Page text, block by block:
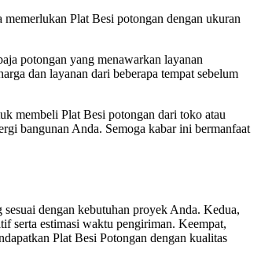
Plat Besi potongan dengan ukuran
potongan yang menawarkan layanan
dan layanan dari beberapa tempat sebelum
membeli Plat Besi potongan dari toko atau
bangunan Anda. Semoga kabar ini bermanfaat
dengan kebutuhan proyek Anda. Kedua,
serta estimasi waktu pengiriman. Keempat,
Plat Besi Potongan dengan kualitas